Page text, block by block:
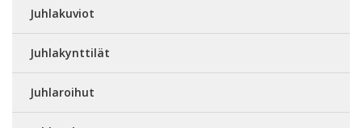
Juhlakuviot
Juhlakynttilät
Juhlaroihut